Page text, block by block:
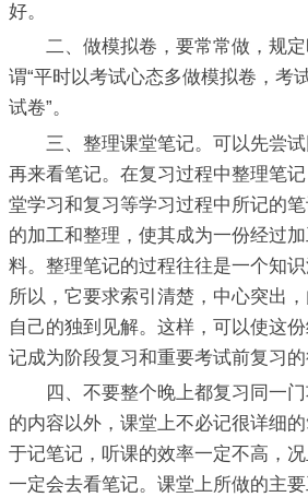
好。
二、做模拟卷，要常常做，规定
谓“平时以考试心态多做模拟卷，考
试卷”。
三、整理课堂笔记。可以先尝试
再来看笔记。在复习过程中整理笔
堂学习和复习等学习过程中所记的
的加工和整理，使其成为一份经过
料。整理笔记的过程往往是一个知识
所以，它要求索引清楚，中心突出
自己的独到见解。这样，可以使这
记成为阶段复习和重要考试前复习的
四、不要整个晚上都复习同一门
的内容以外，课堂上不必记很详细
于记笔记，听课的效率一定不高，
一定会去看笔记。课堂上所做的主